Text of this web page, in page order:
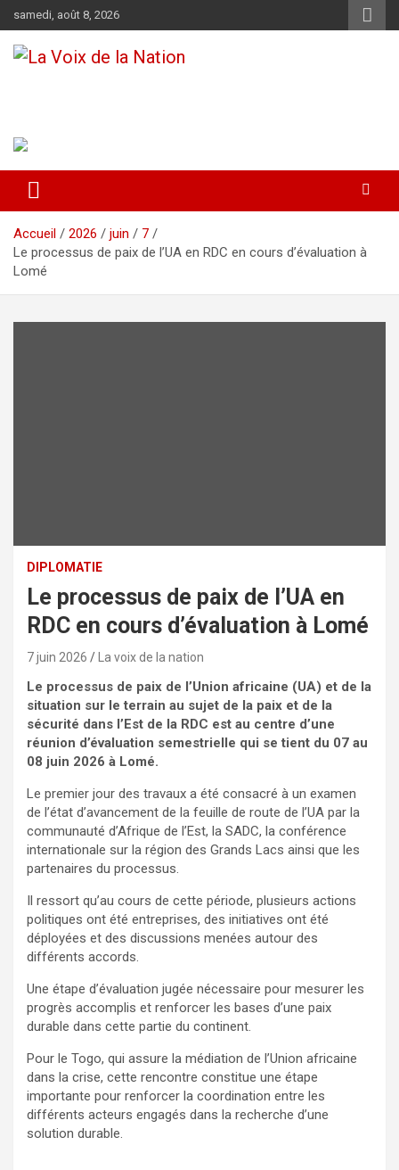
au
contenu
samedi, août 8, 2026
Accueil 2026 juin
7
Le processus de paix de l’UA en RDC en cours d’évaluation à
Lomé
DIPLOMATIE
Le processus de paix de l’UA en
RDC en cours d’évaluation à Lomé
7 juin 2026 La voix de la nation
Le processus de paix de l’Union africaine (UA) et de la
situation sur le terrain au sujet de la paix et de la
sécurité dans l’Est de la RDC est au centre d’une
réunion d’évaluation semestrielle qui se tient du 07 au
08 juin 2026 à Lomé.
Le premier jour des travaux a été consacré à un examen
de l’état d’avancement de la feuille de route de l’UA par la
communauté d’Afrique de l’Est, la SADC, la conférence
internationale sur la région des Grands Lacs ainsi que les
partenaires du processus.
Il ressort qu’au cours de cette période, plusieurs actions
politiques ont été entreprises, des initiatives ont été
déployées et des discussions menées autour des
différents accords.
Une étape d’évaluation jugée nécessaire pour mesurer les
progrès accomplis et renforcer les bases d’une paix
durable dans cette partie du continent.
Pour le Togo, qui assure la médiation de l’Union africaine
dans la crise, cette rencontre constitue une étape
importante pour renforcer la coordination entre les
différents acteurs engagés dans la recherche d’une
solution durable.